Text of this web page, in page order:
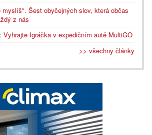
myslíš". Šest obyčejných slov, která občas
z nás
Vyhrajte Igráčka v expedičním autě MultiGO
>> všechny články